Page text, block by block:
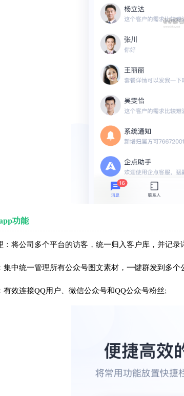
功能
：将公司多个平台的访客，统一归入客户库，并记录
集中统一管理所有公众号图文素材，一键群发到多个
有效连接QQ用户、微信公众号和QQ公众号粉丝;